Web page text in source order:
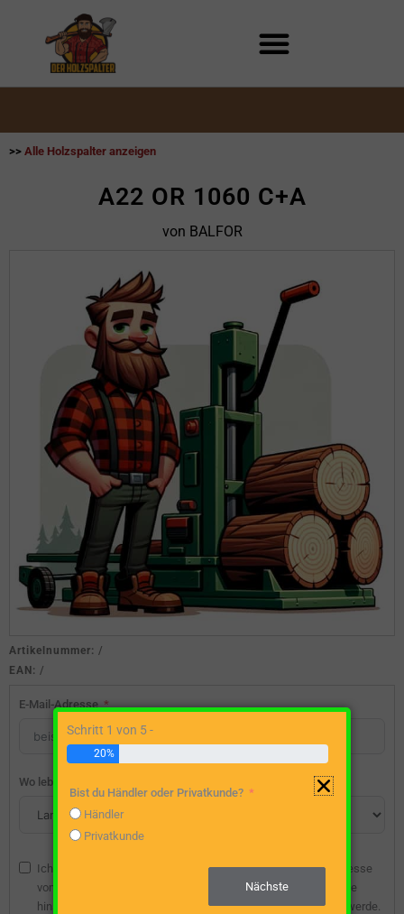
>> Alle Holzspalter anzeigen
A22 OR 1060 C+A
von BALFOR
Artikelnummer: /
EAN: /
E-Mail-Adresse
Wo lebst du?
Ich bin damit einverstanden, dass die angegebene E-Mail-Adresse
vom Webseitenbetreiber gespeichert wird, damit ich über diese
hinsichtlich eines unverbindlichen Preisangebots kontaktiert werde.
Schritt 1 von 5 -
20%
Bist du Händler oder Privatkunde?
Händler
Privatkunde
Nächste